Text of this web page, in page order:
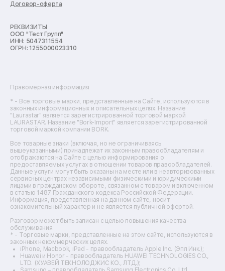
Ремонт кухонных комбайнов
Ремонт морозильных камер
Ремонт отпаривателей
Ремонт плоттеров
Ремонт фенов
Ремонт цифровых биноклей
Ремонт тепловизоров
Ремонт массажных кресел
Ремонт водонагревателей
Ремонт вытяжек
Ремонт источников бесперебойного питания
Ремонт пароварок
Ремонт микшерных пультов
Ремонт dj-пультов
Ремонт кухонных плит
Ремонт стедикамов
Ремонт оптических прицелов
Ремонт электровелосипедов
Ремонт видеокамер
Ремонт эхолотов
Ремонт 3d-принтеров
Ремонт прицелов ночного видения
Ремонт винных шкафов
Ремонт выпрямителей
Договор-оферта
РЕКВИЗИТЫ
ООО "Тест Групп"
ИНН: 5047311554
ОГРН: 1255000023310
Правомерная информация
* - Все торговые марки, представленные на Сайте, используются в
законных информационных и описательных целях. Название
"Laurastar" является зарегистрированной торговой маркой
LAURASTAR. Название "Bork-Import" является зарегистрированной
торговой маркой компании BORK.
Все товарные знаки (включая, но не ограничиваясь
вышеуказанными) принадлежат их законным правообладателям и
отображаются на Сайте с целью информирования о
предоставляемых услугах в отношении товаров правообладателей.
Данные услуги могут быть оказаны на месте или в неавторизованных
сервисных центрах независимыми физическими и юридическими
лицами в гражданском обороте, связанном с товаром и включенном
в статью 1487 Гражданского кодекса Российской Федерации.
Информация, представленная на данном сайте, носит
ознакомительный характер и не является публичной офертой.
Разговор может быть записан с целью повышения качества
обслуживания.
* - Торговые марки, представленные на этом сайте, используются в
законных некоммерческих целях.
iPhone, Macbook, iPad - правообладатель Apple Inc. (Эпл Инк.);
Huawei и Honor - правообладатель HUAWEI TECHNOLOGIES CO.,
LTD. (ХУАВЕЙ ТЕКНОЛОДЖИС КО., ЛТД.);